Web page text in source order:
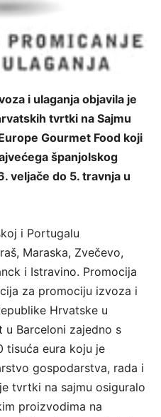
i ulaganja objavila je
tvrtki na Sajmu
Gourmet Food koji
španjolskog
veljače do 5. travnja u
i Portugalu
Maraska, Zvečevo,
i Istravino. Promocija
za promociju izvoza i
Hrvatske u
u Barceloni zajedno s
tisuća eura koju je
gospodarstva, rada i
tvrtki na sajmu osiguralo
proizvodima na